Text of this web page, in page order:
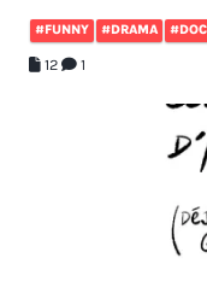
#FUNNY #DRAMA
12 1